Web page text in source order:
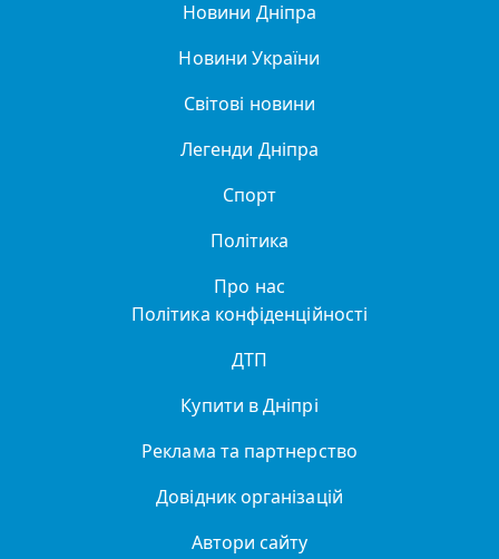
Новини Дніпра
Новини України
Світові новини
Легенди Дніпра
Спорт
Політика
Про нас
Політика конфіденційності
ДТП
Купити в Дніпрі
Реклама та партнерство
Довідник організацій
Автори сайту